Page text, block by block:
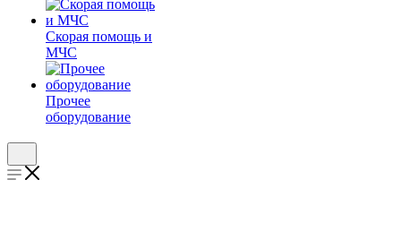
Скорая помощь и
МЧС
Прочее
оборудование